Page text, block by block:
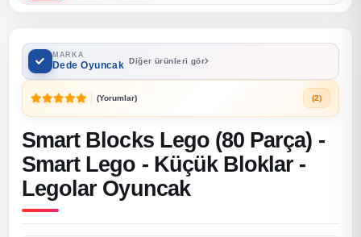
MARKA
Dede Oyuncak Diğer ürünleri gör
(Yorumlar) (2)
Smart Blocks Lego (80 Parça) -
Smart Lego - Küçük Bloklar -
Legolar Oyuncak